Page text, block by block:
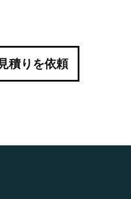
積りを依頼